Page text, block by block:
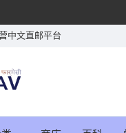
中文直邮平台